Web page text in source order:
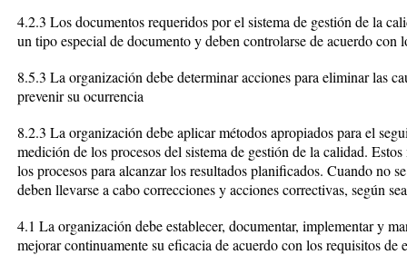
4.2.3 Los documentos requeridos por el sistema de gestión de la
un tipo especial de documento y deben controlarse de acuerdo con
8.5.3 La organización debe determinar acciones para eliminar las
prevenir su ocurrencia
8.2.3 La organización debe aplicar métodos apropiados para el
medición de los procesos del sistema de gestión de la calidad.
los procesos para alcanzar los resultados planificados. Cuando no
deben llevarse a cabo correcciones y acciones correctivas, según
4.1 La organización debe establecer, documentar, implementar y
mejorar continuamente su eficacia de acuerdo con los requisitos de